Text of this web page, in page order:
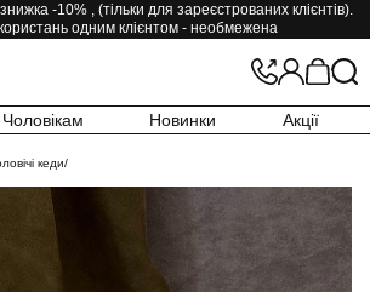
-10% , (тільки для зареєстрованих клієнтів).
одним клієнтом - необмежена
Чоловікам Новинки Акції
кеди/